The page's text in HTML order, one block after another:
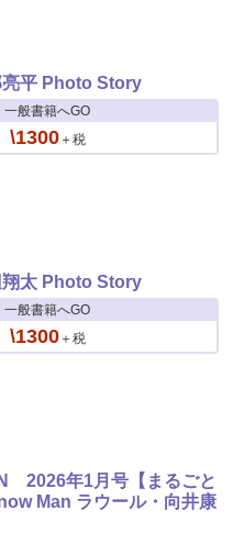
平 Photo Story
一般書籍へGO
\1300＋税
太 Photo Story
一般書籍へGO
\1300＋税
2026年1月号【まるごと
Man ラウール・向井康